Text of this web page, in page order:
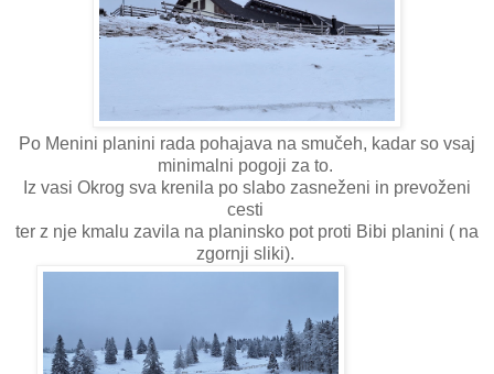
Po Menini planini rada pohajava na smučeh, kadar so vsaj
minimalni pogoji za to.
Iz vasi Okrog sva krenila po slabo zasneženi in prevoženi
cesti
ter z nje kmalu zavila na planinsko pot proti Bibi planini ( na
zgornji sliki).